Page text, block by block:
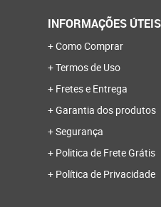
INFORMAÇÕES ÚTEIS
Como Comprar
Termos de Uso
Fretes e Entrega
Garantia dos produtos
Segurança
Politica de Frete Grátis
Política de Privacidade